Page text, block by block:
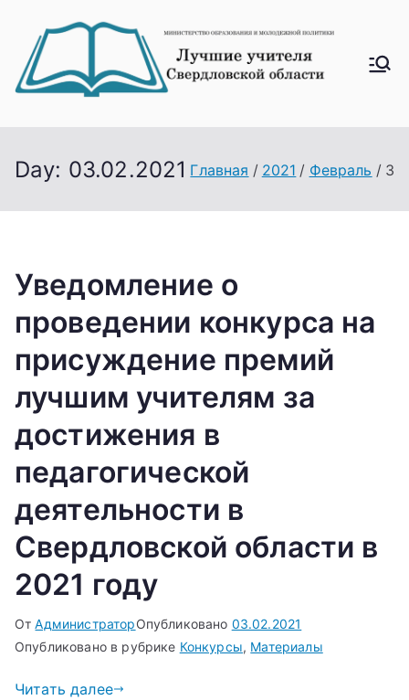
содержимому
Лучш
Свер
Day: 03.02.2021 Главная 2021 Февраль 3
Уведомление о
проведении конкурса на
присуждение премий
лучшим учителям за
достижения в
педагогической
деятельности в
Свердловской области в
2021 году
ОтАдминистраторОпубликовано 03.02.2021
Опубликовано в рубрике Конкурсы, Материалы
Читать далее